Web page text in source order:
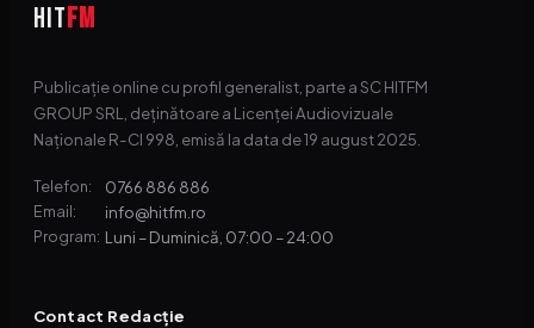
HITFM
Publicație online cu profil generalist, parte a SC HITFM
GROUP SRL, deținătoare a Licenței Audiovizuale
Naționale R-CI 998, emisă la data de 19 august 2025.
Telefon: 0766 886 886
Email: info@hitfm.ro
Program: Luni – Duminică, 07:00 – 24:00
Contact Redacție